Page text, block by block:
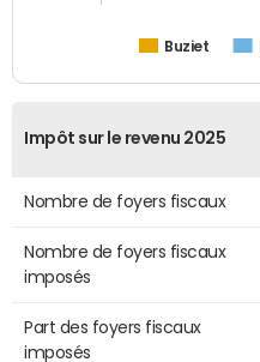
Buziet
Impôt sur le revenu 2025
Nombre de foyers fiscaux
Nombre de foyers fiscaux
imposés
Part des foyers fiscaux
imposés